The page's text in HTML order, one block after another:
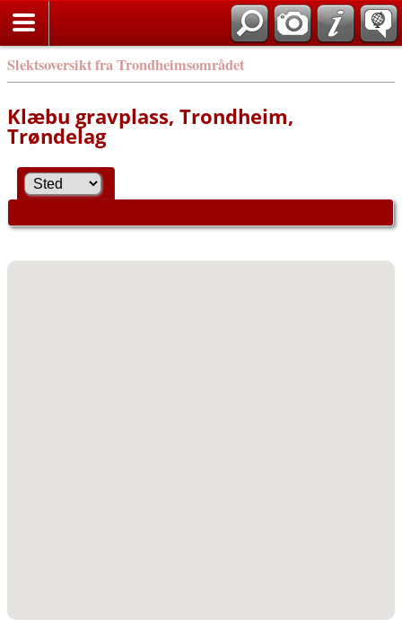
Slektsoversikt fra Trondheimsområdet
Klæbu gravplass, Trondheim,
Trøndelag